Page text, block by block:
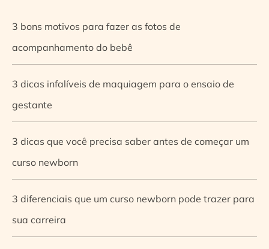
3 bons motivos para fazer as fotos de
acompanhamento do bebê
3 dicas infalíveis de maquiagem para o ensaio de
gestante
3 dicas que você precisa saber antes de começar um
curso newborn
3 diferenciais que um curso newborn pode trazer para
sua carreira